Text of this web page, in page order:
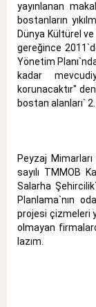
yayınlanan
bostanların
Dünya Kültürel
gereğince
Yönetim
kadar
korunacaktır"
bostan alanları`
Peyzaj
sayılı TMMOB
Salarha
Planlama`nın
projesi çizmeleri
olmayan
lazım.